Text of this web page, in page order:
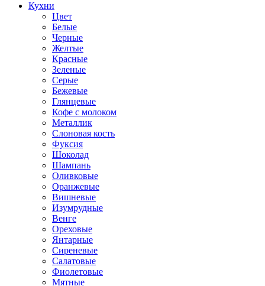
Кухни
Цвет
Белые
Черные
Желтые
Красные
Зеленые
Серые
Бежевые
Глянцевые
Кофе с молоком
Металлик
Слоновая кость
Фуксия
Шоколад
Шампань
Оливковые
Оранжевые
Вишневые
Изумрудные
Венге
Ореховые
Янтарные
Сиреневые
Салатовые
Фиолетовые
Мятные